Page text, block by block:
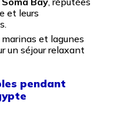
et leurs
et lagunes
un séjour relaxant
pendant